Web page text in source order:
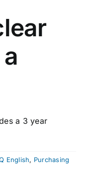
a 3 year
English, Purchasing